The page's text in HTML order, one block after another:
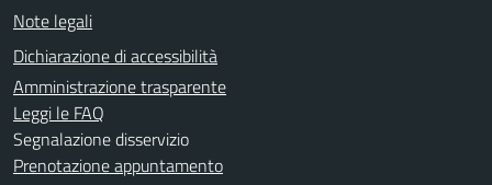
Note legali
Dichiarazione di accessibilità
Amministrazione trasparente
Leggi le FAQ
Segnalazione disservizio
Prenotazione appuntamento